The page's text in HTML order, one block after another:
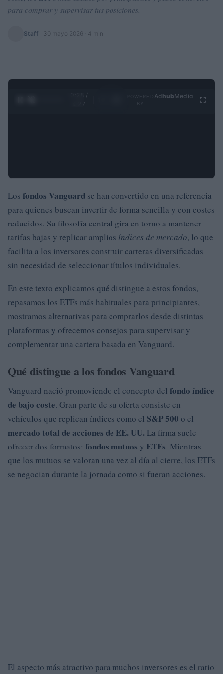
para comprar y supervisar tus posiciones.
Staff 30 mayo 2026 · 4 min
0:29 /
4:27
Ad hubMedia
Los fondos Vanguard se han convertido en una referencia
para quienes buscan invertir de forma sencilla y con costes
reducidos. Su filosofía central gira en torno a mantener
tarifas bajas y replicar amplios índices de mercado, lo que
facilita a los inversores construir carteras diversificadas
sin necesidad de seleccionar títulos individuales.
En este texto explicamos qué distingue a estos fondos,
repasamos los ETFs más habituales para principiantes,
mostramos alternativas para comprarlos desde distintas
plataformas y ofrecemos consejos para supervisar y
complementar una cartera basada en Vanguard.
Qué distingue a los fondos Vanguard
Vanguard nació promoviendo el concepto del fondo índice
de bajo coste. Gran parte de su oferta consiste en
vehículos que replican índices como el S&P 500 o el
mercado total de acciones de EE. UU. La firma suele
ofrecer dos formatos: fondos mutuos y ETFs. Mientras
que los mutuos se valoran una vez al día al cierre, los ETFs
se negocian durante la jornada como si fueran acciones.
El aspecto más atractivo para muchos inversores es el ratio